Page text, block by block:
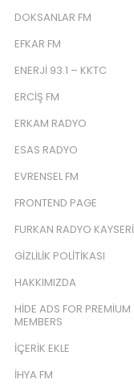
DOKSANLAR FM
EFKAR FM
ENERJI 93.1 – KKTC
ERCIŞ FM
ERKAM RADYO
ESAS RADYO
EVRENSEL FM
FRONTEND PAGE
FURKAN RADYO KAYSERI
GIZLILIK POLITIKASI
HAKKIMIZDA
HIDE ADS FOR PREMIUM
MEMBERS
İÇERIK EKLE
İHYA FM